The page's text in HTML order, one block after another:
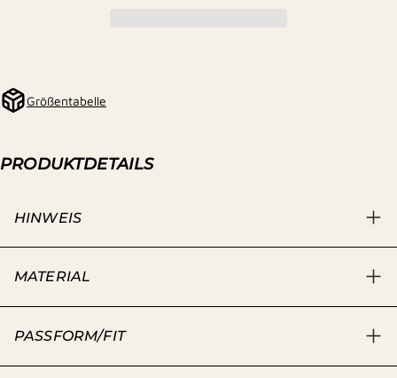
Größentabelle
PRODUKTDETAILS
HINWEIS
MATERIAL
PASSFORM/FIT